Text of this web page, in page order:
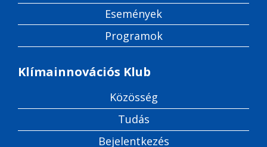
Események
Programok
Klímainnovációs Klub
Közösség
Tudás
Bejelentkezés